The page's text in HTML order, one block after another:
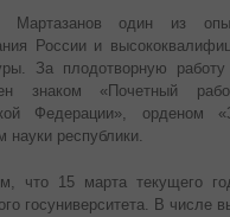
Мартазанов один из
России и
За плодотворную
знаком «Почетный
Федерации», орденом
науки республики.
что 15 марта текущего
госуниверситета. В числе